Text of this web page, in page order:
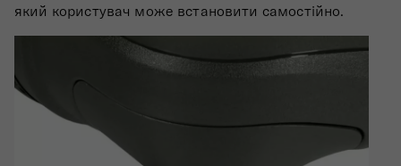
який користувач може встановити самостійно.